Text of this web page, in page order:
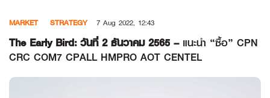
content
MARKET STRATEGY 7 Aug 2022, 12:43
The Early Bird: วันที่ 2 ธันวาคม 2565 –แนะนำ “ซื้อ” CPN
CRC COM7 CPALL HMPRO AOT CENTEL